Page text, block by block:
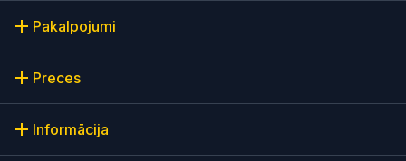
Pakalpojumi
Preces
Informācija